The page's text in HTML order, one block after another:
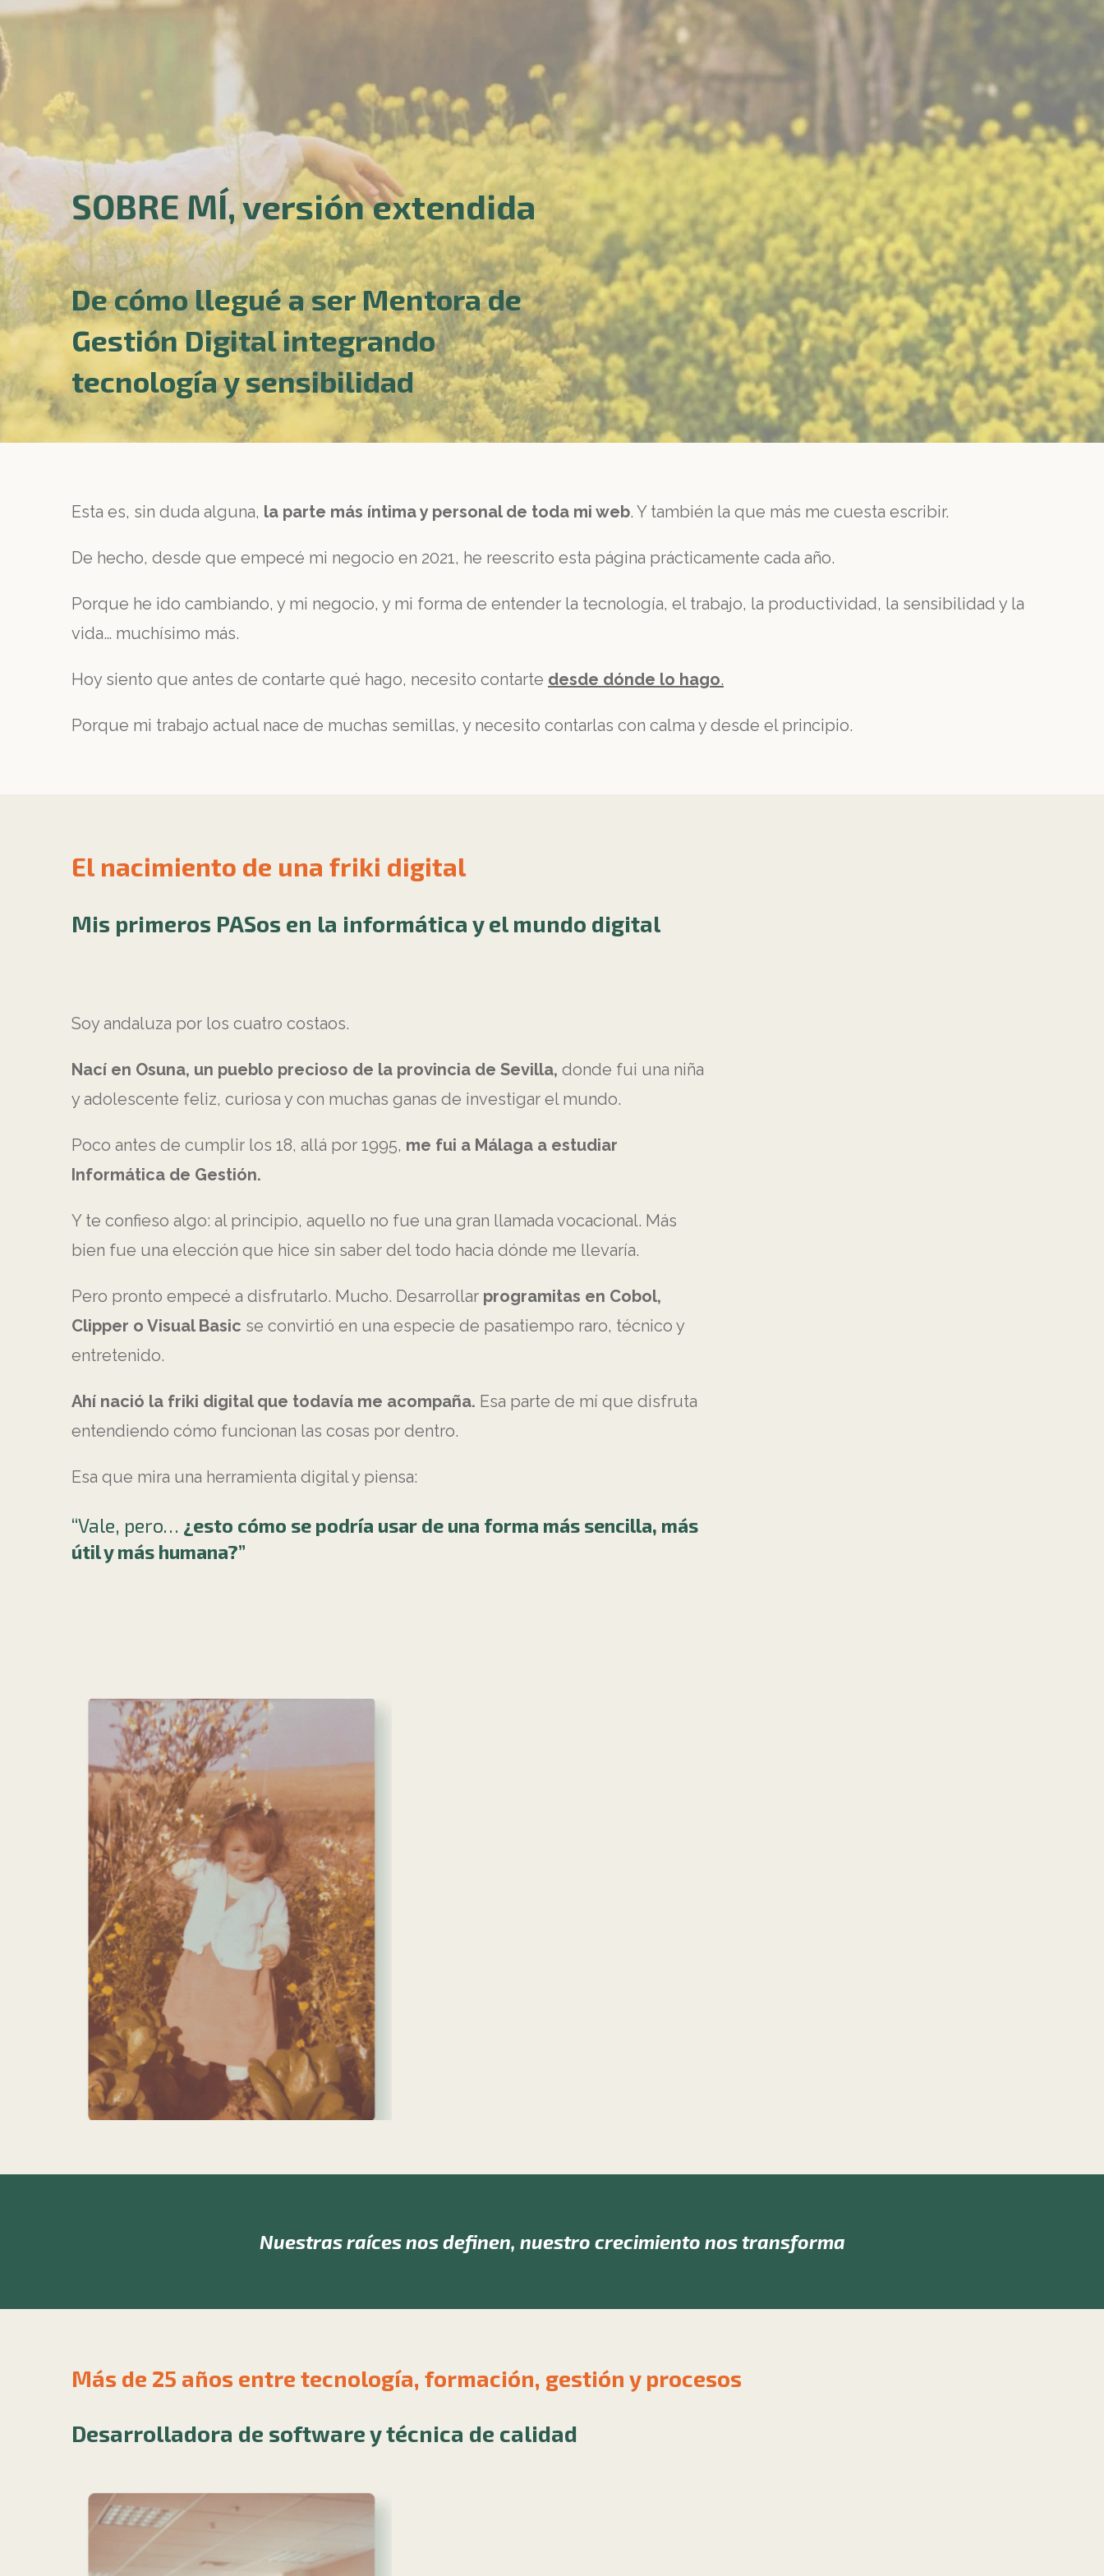
SOBRE MÍ, versión extendida
De cómo llegué a ser Mentora de
Gestión Digital integrando
tecnología y sensibilidad
Esta es, sin duda alguna, la parte más íntima y personal de toda mi web. Y también la que más me cuesta escribir.
De hecho, desde que empecé mi negocio en 2021, he reescrito esta página prácticamente cada año.
Porque he ido cambiando, y mi negocio, y mi forma de entender la tecnología, el trabajo, la productividad, la sensibilidad y la
vida… muchísimo más.
Hoy siento que antes de contarte qué hago, necesito contarte desde dónde lo hago.
Porque mi trabajo actual nace de muchas semillas, y necesito contarlas con calma y desde el principio.
El nacimiento de una friki digital
Mis primeros PASos en la informática y el mundo digital
Soy andaluza por los cuatro costaos.
Nací en Osuna, un pueblo precioso de la provincia de Sevilla, donde fui una niña
y adolescente feliz, curiosa y con muchas ganas de investigar el mundo.
Poco antes de cumplir los 18, allá por 1995, me fui a Málaga a estudiar
Informática de Gestión.
Y te confieso algo: al principio, aquello no fue una gran llamada vocacional. Más
bien fue una elección que hice sin saber del todo hacia dónde me llevaría.
Pero pronto empecé a disfrutarlo. Mucho. Desarrollar programitas en Cobol,
Clipper o Visual Basic se convirtió en una especie de pasatiempo raro, técnico y
entretenido.
Ahí nació la friki digital que todavía me acompaña. Esa parte de mí que disfruta
entendiendo cómo funcionan las cosas por dentro.
Esa que mira una herramienta digital y piensa:
“Vale, pero… ¿esto cómo se podría usar de una forma más sencilla, más
útil y más humana?”
Nuestras raíces nos definen, nuestro crecimiento nos transforma
Más de 25 años entre tecnología, formación, gestión y procesos
Desarrolladora de software y técnica de calidad